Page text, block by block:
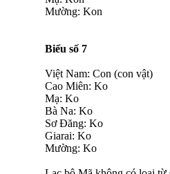
Mường: Kon
Biểu số 7
Việt Nam: Con (con vật)
Cao Miên: Ko
Mạ: Ko
Bà Na: Ko
Sơ Đăng: Ko
Giarai: Ko
Mường: Ko